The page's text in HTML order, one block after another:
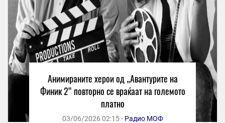
Анимираните херои од „Авантурите на
Финик 2“ повторно се враќаат на големото
платно
03/06/2026 02:15 - Радио МОФ